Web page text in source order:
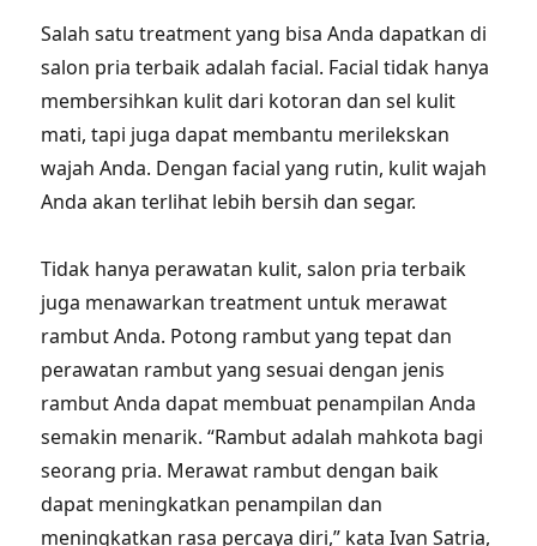
Salah satu treatment yang bisa Anda dapatkan di
salon pria terbaik adalah facial. Facial tidak hanya
membersihkan kulit dari kotoran dan sel kulit
mati, tapi juga dapat membantu merilekskan
wajah Anda. Dengan facial yang rutin, kulit wajah
Anda akan terlihat lebih bersih dan segar.
Tidak hanya perawatan kulit, salon pria terbaik
juga menawarkan treatment untuk merawat
rambut Anda. Potong rambut yang tepat dan
perawatan rambut yang sesuai dengan jenis
rambut Anda dapat membuat penampilan Anda
semakin menarik. “Rambut adalah mahkota bagi
seorang pria. Merawat rambut dengan baik
dapat meningkatkan penampilan dan
meningkatkan rasa percaya diri,” kata Ivan Satria,